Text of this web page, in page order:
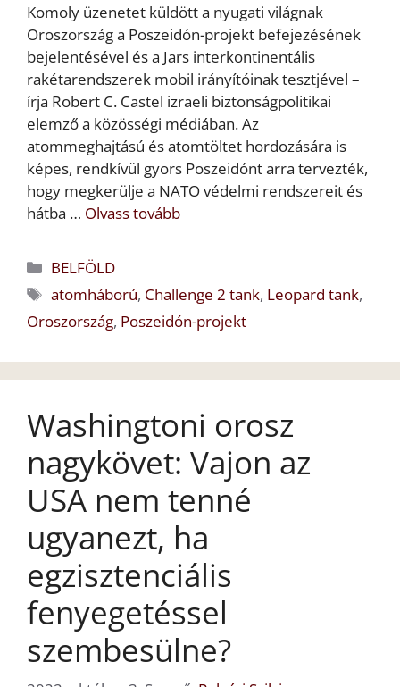
Komoly üzenetet küldött a nyugati világnak
Oroszország a Poszeidón-projekt befejezésének
bejelentésével és a Jars interkontinentális
rakétarendszerek mobil irányítóinak tesztjével –
írja Robert C. Castel izraeli biztonságpolitikai
elemző a közösségi médiában. Az
atommeghajtású és atomtöltet hordozására is
képes, rendkívül gyors Poszeidónt arra tervezték,
hogy megkerülje a NATO védelmi rendszereit és
hátba … Olvass tovább
Kategória
BELFÖLD
Címkék
atomháború, Challenge 2 tank, Leopard tank,
Oroszország, Poszeidón-projekt
Washingtoni orosz
nagykövet: Vajon az
USA nem tenné
ugyanezt, ha
egzisztenciális
fenyegetéssel
szembesülne?